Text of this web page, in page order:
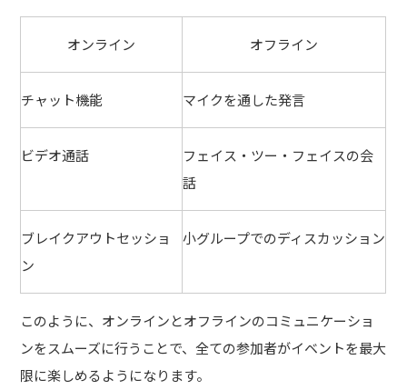
オンライン オフライン
チャット機能 マイクを通した発言
ビデオ通話
フェイス・ツー・フェイスの会
話
ブレイクアウトセッショ
ン
小グループでのディスカッション
このように、オンラインとオフラインのコミュニケーショ
ンをスムーズに行うことで、全ての参加者がイベントを最大
限に楽しめるようになります。